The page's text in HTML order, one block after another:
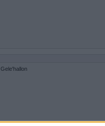
Gele'hallon